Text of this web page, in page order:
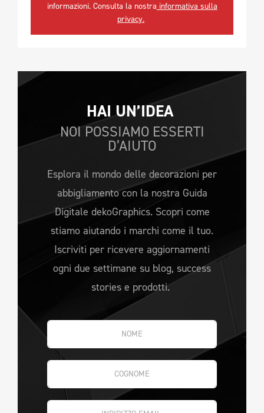
informazioni. Consulta la nostra informativa sulla
privacy.
HAI UN’IDEA
NOI POSSIAMO ESSERTI
D’AIUTO
Esplora il mondo delle decorazioni per
abbigliamento con la nostra Guida
Digitale dekoGraphics. Scopri come
stiamo aiutando i marchi come il tuo.
Iscriviti per ricevere aggiornamenti
ogni due settimane su blog, success
stories e prodotti.